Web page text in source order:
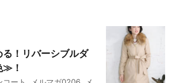
る！リバーシブルダ
≫！